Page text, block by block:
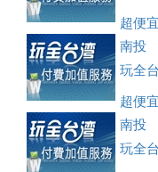
超便
刊登、訂房系統、客
南投
玩全
超便
刊登、訂房系統、客
南投
玩全